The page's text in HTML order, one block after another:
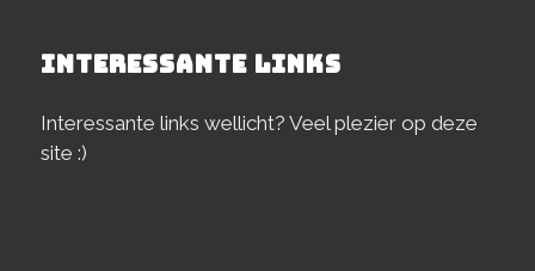
INTERESSANTE LINKS
Interessante links wellicht? Veel plezier op deze
site :)